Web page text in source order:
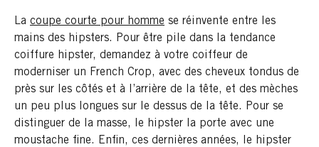
La coupe courte pour homme se réinvente entre les
mains des hipsters. Pour être pile dans la tendance
coiffure hipster, demandez à votre coiffeur de
moderniser un French Crop, avec des cheveux tondus de
près sur les côtés et à l’arrière de la tête, et des mèches
un peu plus longues sur le dessus de la tête. Pour se
distinguer de la masse, le hipster la porte avec une
moustache fine. Enfin, ces dernières années, le hipster